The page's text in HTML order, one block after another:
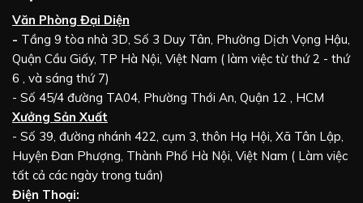
Văn Phòng Đại Diện
- Tầng 9 tòa nhà 3D, Số 3 Duy Tân, Phường Dịch Vọng Hậu,
Quận Cầu Giấy, TP Hà Nội, Việt Nam ( làm việc từ thứ 2 - thứ
6 , và sáng thứ 7)
- Số 45/4 đường TA04, Phường Thới An, Quận 12 , HCM
Xưởng Sản Xuất
- Số 39, đường nhánh 422, cụm 3, thôn Hạ Hội, Xã Tân Lập,
Huyện Đan Phượng, Thành Phố Hà Nội, Việt Nam ( Làm việc
tất cả các ngày trong tuần)
Điện Thoại: